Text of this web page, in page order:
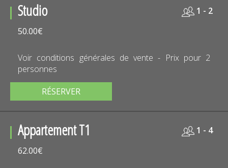
Studio
1 - 2
50.00€
Voir conditions générales de vente - Prix pour 2
personnes
RÉSERVER
Appartement T1
1 - 4
62.00€